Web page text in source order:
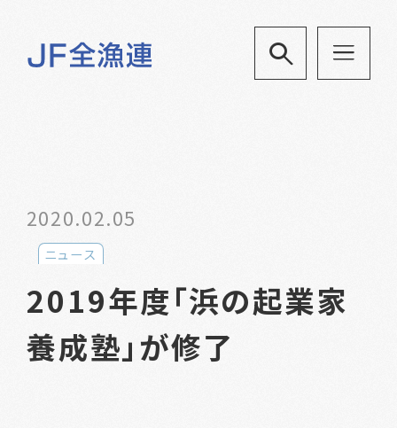
2020.02.05
ニュース
2019年度「浜の起業家
養成塾」が修了